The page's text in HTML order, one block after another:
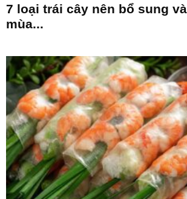
7 loại trái cây nên bổ sung
mùa...